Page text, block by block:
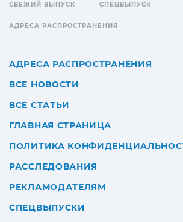
СВЕЖИЙ ВЫПУСК СПЕЦВЫПУСК
АДРЕСА РАСПРОСТРАНЕНИЯ
АДРЕСА РАСПРОСТРАНЕНИЯ
ВСЕ НОВОСТИ
ВСЕ СТАТЬИ
ГЛАВНАЯ СТРАНИЦА
ПОЛИТИКА
РАССЛЕДОВАНИЯ
РЕКЛАМОДАТЕЛЯМ
СПЕЦВЫПУСКИ